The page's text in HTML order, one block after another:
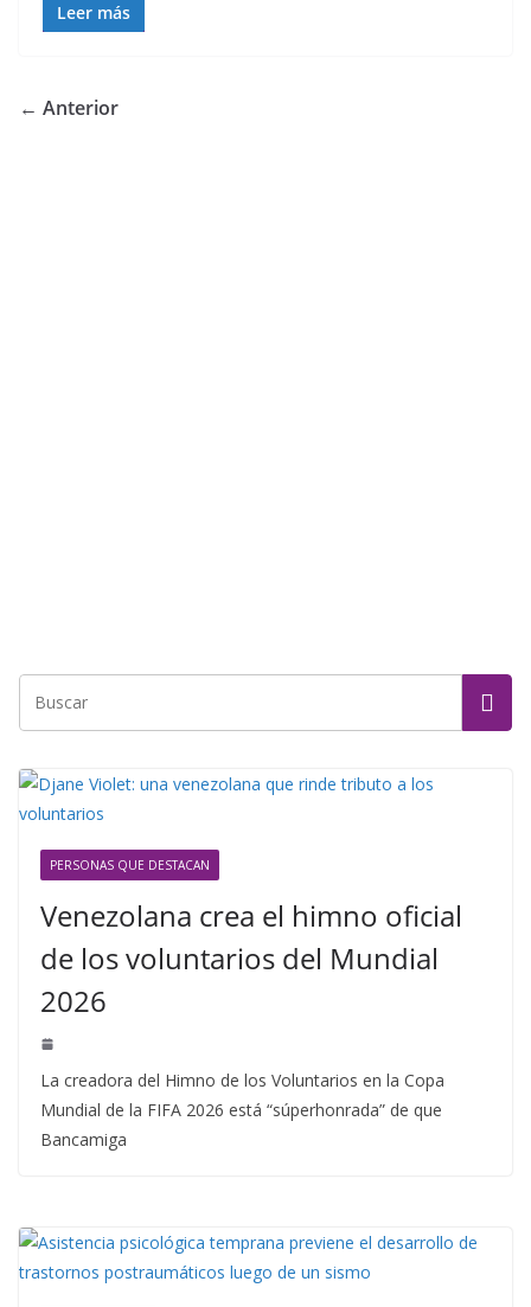
Leer más
← Anterior
PERSONAS QUE DESTACAN
Venezolana crea el himno oficial
de los voluntarios del Mundial
2026
La creadora del Himno de los Voluntarios en la Copa
Mundial de la FIFA 2026 está “súperhonrada” de que
Bancamiga